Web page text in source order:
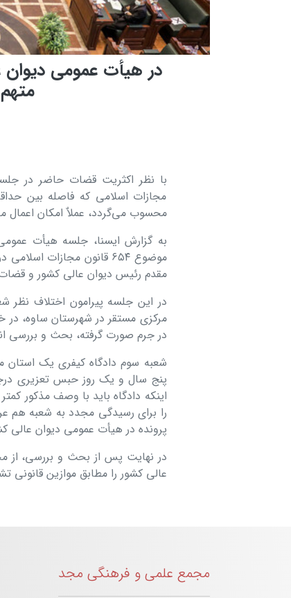
در هیأت عمومی دیوان
محسوب می‌گردد، عملاٌ امکان اعمال مقررات ماده ۳۷ قانون مجازات
به گزارش ایسنا، جلسه هیأت
مقدم رئیس دیوان عالی کشور و قضات
در این جلسه پیرامون اختلاف
مرکزی مستقر در شهرستان ساوه، در
در جرم صورت گرفته، بحث و بررسی
شعبه سوم دادگاه کیفری یک استان
اینکه دادگاه باید با وصف مذکور
را برای رسیدگی مجدد به شعبه هم
پرونده در هیأت عمومی دیوان
عالی کشور را مطابق موازین قانونی
مجمع علمی و فرهنگی مجد